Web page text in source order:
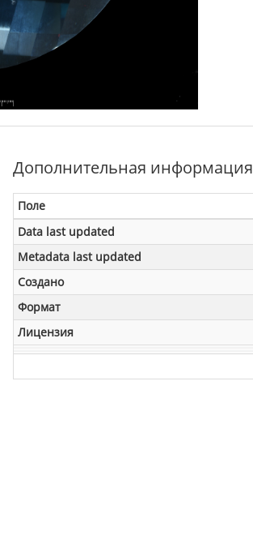
Дополнительная информация
Поле
Data last updated
Metadata last updated
Создано
Формат
Лицензия